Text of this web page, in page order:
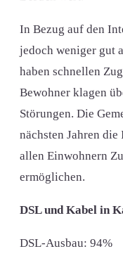
In Bezug auf den
jedoch weniger gut
haben schnellen
Bewohner klagen
Störungen. Die
nächsten Jahren
allen Einwohnern
ermöglichen.
DSL und Kabel in
DSL-Ausbau: 94%